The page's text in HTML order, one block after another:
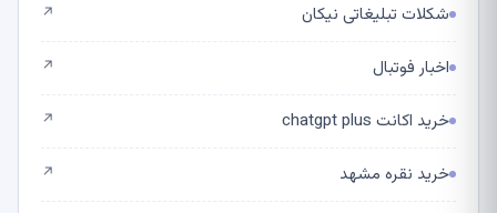
شکلات تبلیغاتی نیکان ↗
اخبار فوتبال ↗
خرید اکانت chatgpt plus ↗
خرید نقره مشهد ↗